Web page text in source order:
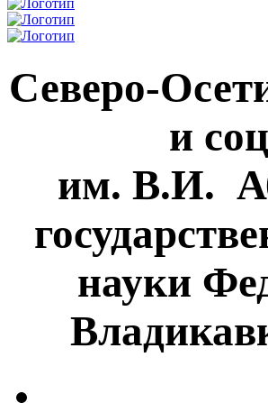
Северо-
и
им. В.И.
науки